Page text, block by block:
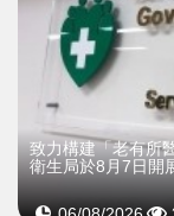
致力構建「老有所
衛生局於8月7日開